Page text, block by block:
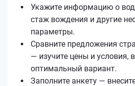
Укажите информацию о
стаж вождения и другие
параметры.
Сравните предложения
— изучите цены и условия,
оптимальный вариант.
Заполните анкету —